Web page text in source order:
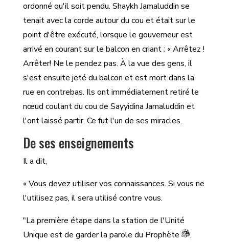
ordonné qu'il soit pendu. Shaykh Jamaluddin se
tenait avec la corde autour du cou et était sur le
point d'être exécuté, lorsque le gouverneur est
arrivé en courant sur le balcon en criant : « Arrêtez !
Arrêter! Ne le pendez pas. À la vue des gens, il
s'est ensuite jeté du balcon et est mort dans la
rue en contrebas. Ils ont immédiatement retiré le
nœud coulant du cou de Sayyidina Jamaluddin et
l'ont laissé partir. Ce fut l'un de ses miracles.
De ses enseignements
Il a dit,
« Vous devez utiliser vos connaissances. Si vous ne
l'utilisez pas, il sera utilisé contre vous.
"La première étape dans la station de l'Unité
Unique est de garder la parole du Prophète
,